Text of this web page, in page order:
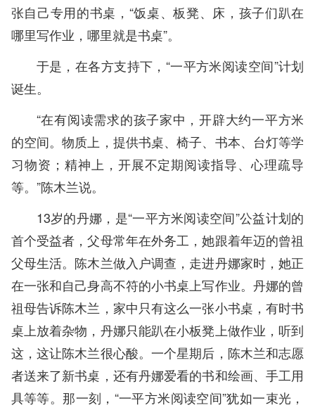
张自己专用的书桌，“饭桌、板凳、床，孩子们趴在
哪里写作业，哪里就是书桌”。
于是，在各方支持下，“一平方米阅读空间”计划
诞生。
“在有阅读需求的孩子家中，开辟大约一平方米
的空间。物质上，提供书桌、椅子、书本、台灯等学
习物资；精神上，开展不定期阅读指导、心理疏导
等。”陈木兰说。
13岁的丹娜，是“一平方米阅读空间”公益计划的
首个受益者，父母常年在外务工，她跟着年迈的曾祖
父母生活。陈木兰做入户调查，走进丹娜家时，她正
在一张和自己身高不符的小书桌上写作业。丹娜的曾
祖母告诉陈木兰，家中只有这么一张小书桌，有时书
桌上放着杂物，丹娜只能趴在小板凳上做作业，听到
这，这让陈木兰很心酸。一个星期后，陈木兰和志愿
者送来了新书桌，还有丹娜爱看的书和绘画、手工用
具等等。那一刻，“一平方米阅读空间”犹如一束光，